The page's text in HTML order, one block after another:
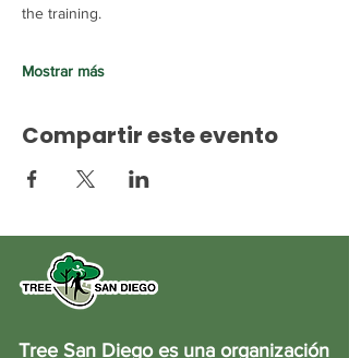
the training.
Mostrar más
Compartir este evento
Tree San Diego es una organización